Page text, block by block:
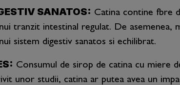
SANATOS: Catina contine fbre
tranzit intestinal regulat. De
sistem digestiv sanatos si echilibrat.
Consumul de sirop de catina cu miere
unor studii, catina ar putea avea un